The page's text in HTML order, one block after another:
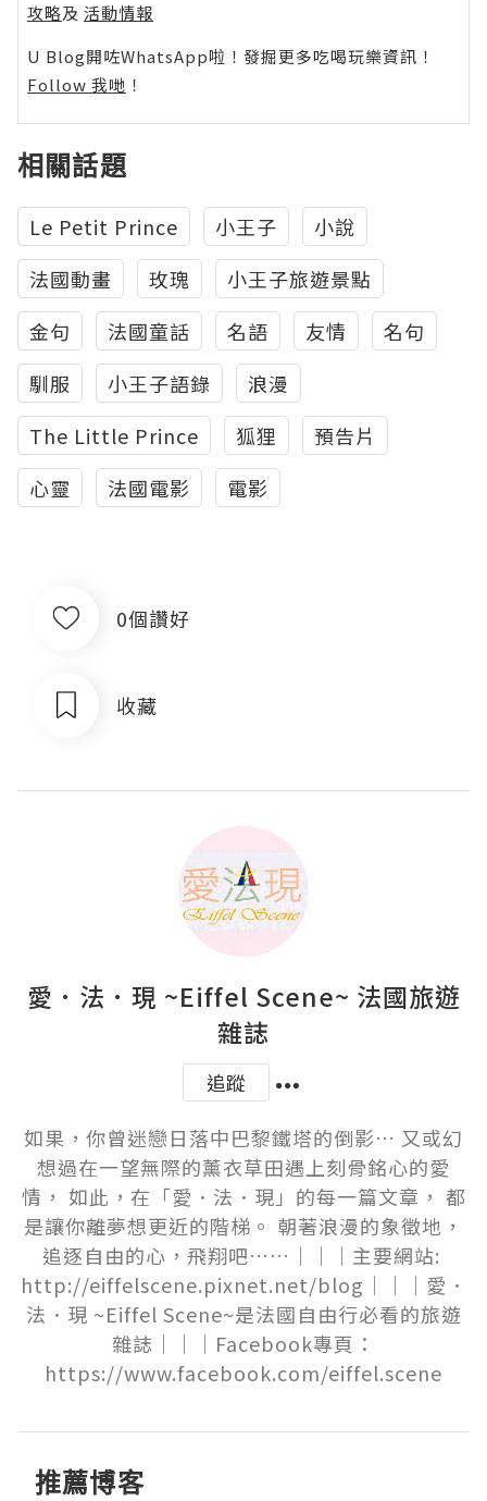
攻略及 活動情報
U Blog開咗WhatsApp啦！發掘更多吃喝玩樂資訊！
Follow 我哋 ！
相關話題
Le Petit Prince 小王子
小說
法國動畫
玫瑰
小王子旅遊景點
金句
法國童話 名語 友情
名句
馴服
小王子語錄
浪漫
The Little Prince
狐狸
預告片
心靈
法國電影 電影
0個讚好
收藏
愛．法．現 ~Eiffel Scene~ 法國旅遊
雜誌
追蹤
如果，你曾迷戀日落中巴黎鐵塔的倒影… 又或幻
想過在一望無際的薰衣草田遇上刻骨銘心的愛
情， 如此，在「愛．法．現」的每一篇文章， 都
是讓你離夢想更近的階梯。 朝著浪漫的象徵地，
追逐自由的心，飛翔吧……｜｜｜主要網站:
http://eiffelscene.pixnet.net/blog｜｜｜愛．
法．現 ~Eiffel Scene~是法國自由行必看的旅遊
雜誌｜｜｜Facebook專頁：
https://www.facebook.com/eiffel.scene
推薦博客